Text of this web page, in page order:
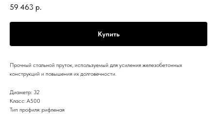
59 463 р.
Купить
Прочный стальной пруток, используемый для усиления железобетонных
конструкций и повышения их долговечности.
Диаметр: 32
Класс: А500
Тип профиля: рифленая